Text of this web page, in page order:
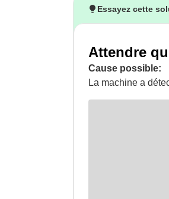
Essayez cette
Attendre
Cause possible:
La machine a